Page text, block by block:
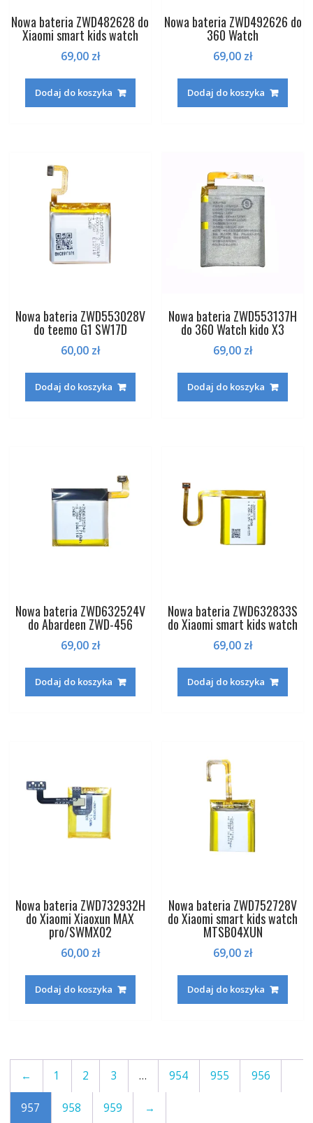
Nowa bateria ZWD482628 do
Xiaomi smart kids watch
69,00 zł
Dodaj do koszyka
Nowa bateria ZWD492626 do
360 Watch
69,00 zł
Dodaj do koszyka
Nowa bateria ZWD553028V
do teemo G1 SW17D
60,00 zł
Dodaj do koszyka
Nowa bateria ZWD553137H
do 360 Watch kido X3
69,00 zł
Dodaj do koszyka
Nowa bateria ZWD632524V
do Abardeen ZWD-456
69,00 zł
Dodaj do koszyka
Nowa bateria ZWD632833S
do Xiaomi smart kids watch
69,00 zł
Dodaj do koszyka
Nowa bateria ZWD732932H
do Xiaomi Xiaoxun MAX
pro/SWMX02
60,00 zł
Dodaj do koszyka
Nowa bateria ZWD752728V
do Xiaomi smart kids watch
MTSB04XUN
69,00 zł
Dodaj do koszyka
← 1 2 3 … 954 955 956
957 958 959 →